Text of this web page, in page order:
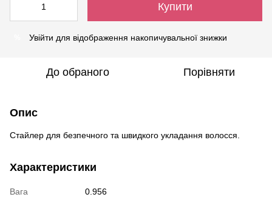
Купити
Увійти для відображення накопичувальної знижки
До обраного Порівняти
Опис
Стайлер для безпечного та швидкого укладання волосся.
Характеристики
Вага 0.956